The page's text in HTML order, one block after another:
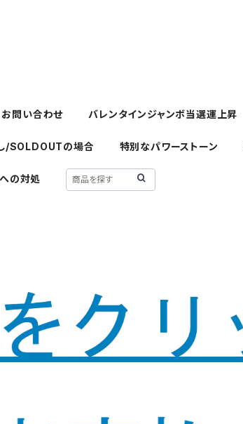
お問い合わせ バレンタインジャンボ当選運上昇
/SOLDOUTの場合 特別なパワーストーン
の対処